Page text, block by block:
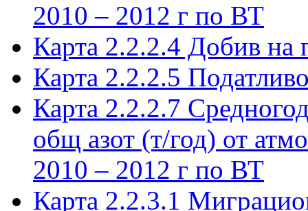
2010 – 2012 г по ВТ
Карта 2.2.2.4 Добив на
Карта 2.2.2.5
Карта 2.2.2.7
общ азот (т/год) от
2010 – 2012 г по ВТ
Карта 2.2.3.1